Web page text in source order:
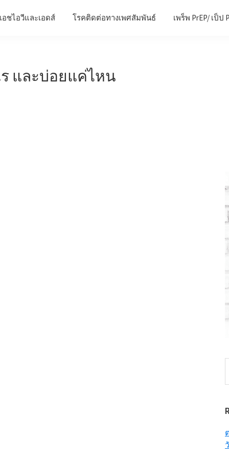
เอชไอวีและเอดส์ โรคติดต่อทางเพศสัมพันธ์ เพร็พ PrEP/ เป็ป
ร และบ่อยแค่ไหน